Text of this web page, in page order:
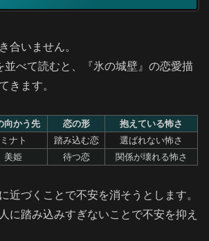
合いません。
並べて読むと、『氷の城壁』の恋愛描
きます。
向かう先 恋の形
抱えている怖さ
ミナト 踏み込む恋
選ばれない怖さ
美姫 待つ恋 関係が壊れる怖さ
近づくことで不安を消そうとします。
に踏み込みすぎないことで不安を抑え